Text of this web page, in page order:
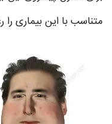
متناسب با این بیماری را